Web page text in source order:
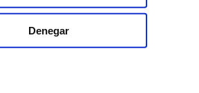
Denegar